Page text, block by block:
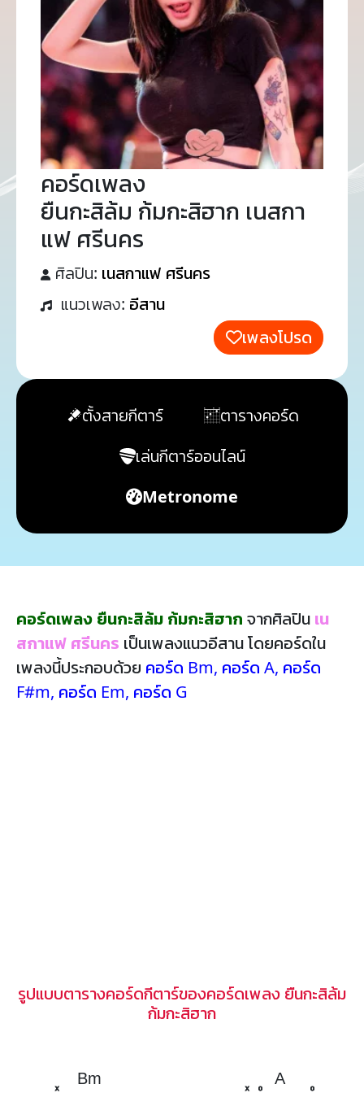
คอร์ดเพลง
ยืนกะสิล้ม ก้มกะสิฮาก เนสกา
แฟ ศรีนคร
ศิลปิน: เนสกาแฟ ศรีนคร
แนวเพลง: อีสาน
เพลงโปรด
ตั้งสายกีตาร์
ตารางคอร์ด
เล่นกีตาร์ออนไลน์
Metronome
คอร์ดเพลง ยืนกะสิล้ม ก้มกะสิฮาก จากศิลปิน เน
สกาแฟ ศรีนคร เป็นเพลงแนวอีสาน โดยคอร์ดใน
เพลงนี้ประกอบด้วย คอร์ด Bm, คอร์ด A, คอร์ด
F#m, คอร์ด Em, คอร์ด G
รูปแบบตารางคอร์ดกีตาร์ของคอร์ดเพลง ยืนกะสิล้ม
ก้มกะสิฮาก
Bm
x
A
x o o